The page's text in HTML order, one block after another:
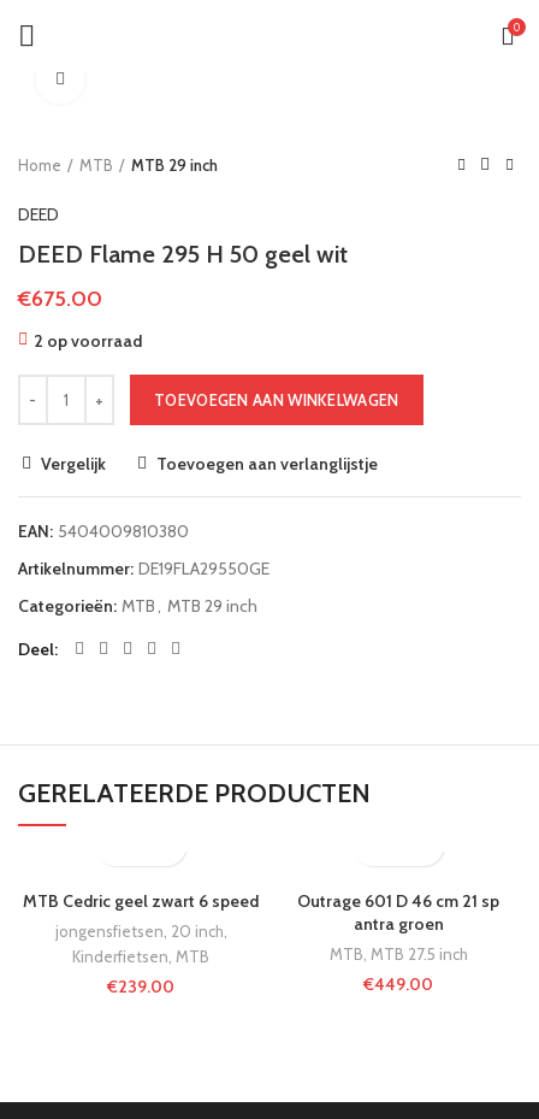
0
Home MTB MTB 29 inch
DEED
DEED Flame 295 H 50 geel wit
€675.00
2 op voorraad
TOEVOEGEN AAN WINKELWAGEN
Vergelijk Toevoegen aan verlanglijstje
EAN: 5404009810380
Artikelnummer: DE19FLA29550GE
Categorieën: MTB, MTB 29 inch
Deel
GERELATEERDE PRODUCTEN
MTB Cedric geel zwart 6 speed
jongensfietsen 20 inch
Kinderfietsen MTB
€239.00
Outrage 601 D 46 cm 21 sp
antra groen
MTB MTB 27.5 inch
€449.00